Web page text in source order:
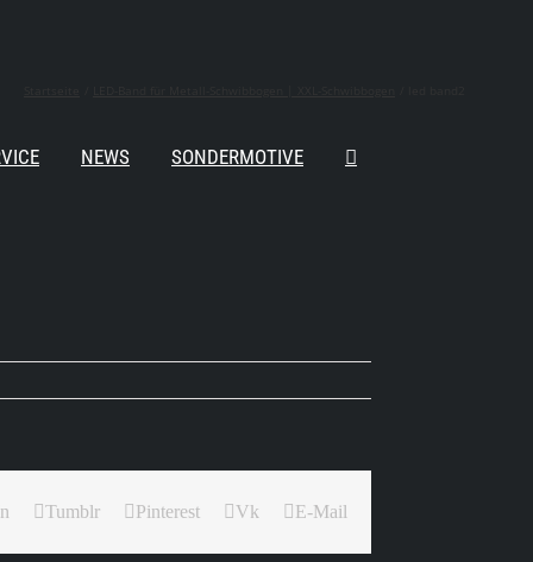
NEWS SONDERMOTIVE
Tumblr Pinterest Vk E-Mail